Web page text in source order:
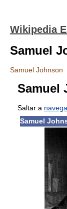
Wikipedia
Samuel
Samuel Johnson
Samuel
Saltar a
Samuel